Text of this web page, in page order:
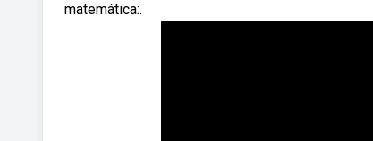
matemática:.